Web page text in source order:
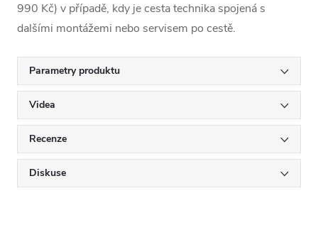
990 Kč) v případě, kdy je cesta technika spojená s
dalšími montážemi nebo servisem po cestě.
Parametry produktu
Videa
Recenze
Diskuse